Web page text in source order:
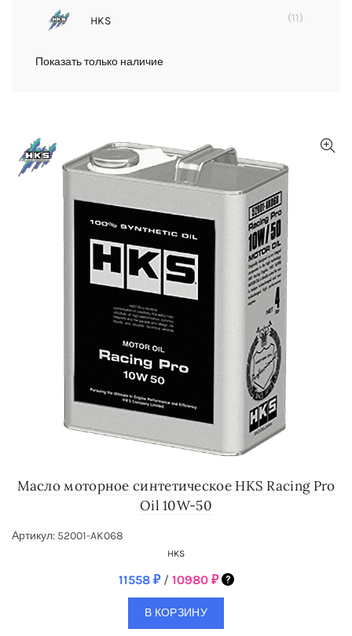
HKS (11)
Показать только наличие
Масло моторное синтетическое HKS Racing Pro
Oil 10W-50
Артикул: 52001-AK068
HKS
11558 ₽ / 10980 ₽
В КОРЗИНУ